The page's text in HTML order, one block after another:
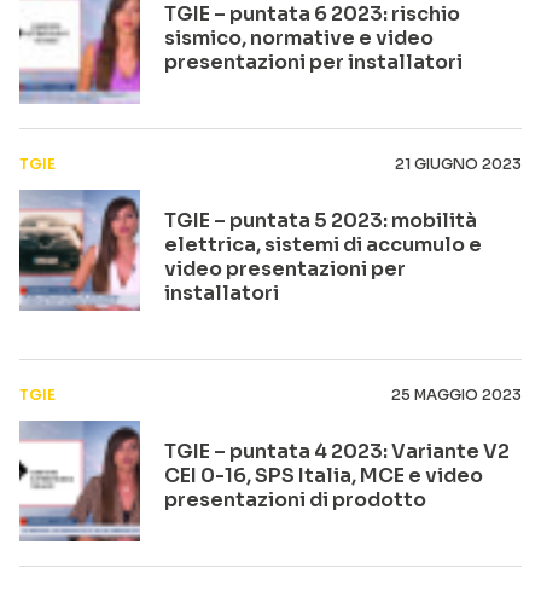
TGIE – puntata 6 2023: rischio
sismico, normative e video
presentazioni per installatori
TGIE 21 GIUGNO 2023
TGIE – puntata 5 2023: mobilità
elettrica, sistemi di accumulo e
video presentazioni per
installatori
TGIE 25 MAGGIO 2023
TGIE – puntata 4 2023: Variante V2
CEI 0-16, SPS Italia, MCE e video
presentazioni di prodotto